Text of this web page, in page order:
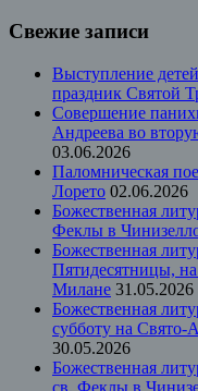
Свежие записи
Выступление
праздник Святой
Совершение
Андреева во
03.06.2026
Паломническая
Лорето 02.06.2026
Божественная
Феклы в
Божественная
Пятидесятницы,
Милане 31.05.2026
Божественная
субботу на
30.05.2026
Божественная
св. Феклы в